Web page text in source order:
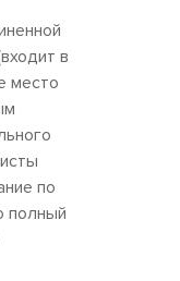
в
место
по
полный